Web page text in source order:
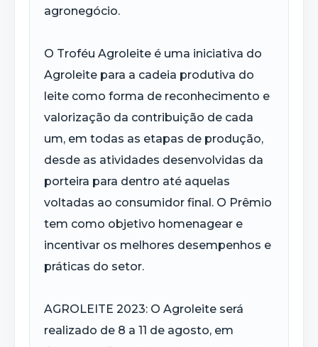
agronegócio.
O Troféu Agroleite é uma iniciativa do
Agroleite para a cadeia produtiva do
leite como forma de reconhecimento e
valorização da contribuição de cada
um, em todas as etapas de produção,
desde as atividades desenvolvidas da
porteira para dentro até aquelas
voltadas ao consumidor final. O Prêmio
tem como objetivo homenagear e
incentivar os melhores desempenhos e
práticas do setor.
AGROLEITE 2023: O Agroleite será
realizado de 8 a 11 de agosto, em